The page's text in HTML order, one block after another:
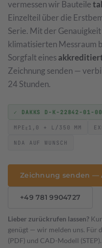
Drehmomentschrauber &
Waagen
Klasse I bis III · DAkkS
Leistungsverzeichnis &
Preisliste 2026
DAkkS-akkreditierte 3D-
Sondermessmittel
KFZ Schablonen
Optische Vermessung
ZEISS T-SCAN hawk 2 · 3D-
vermessen wir Bauteile
Einzelteil über die
Serie. Mit der Genauigkeit
klimatisierten Messraum
Sorgfalt eines
Zeichnung senden —
24 Stunden.
✓ DAKKS D-K-22842-01-00
MPE E 1,0 + L/350 ΜM
NDA AUF WUNSCH
Zeichnung senden —
+49 781 9904727
Lieber zurückrufen lassen?
genügt — wir melden uns. Für
(PDF) und CAD-Modell (STEP).